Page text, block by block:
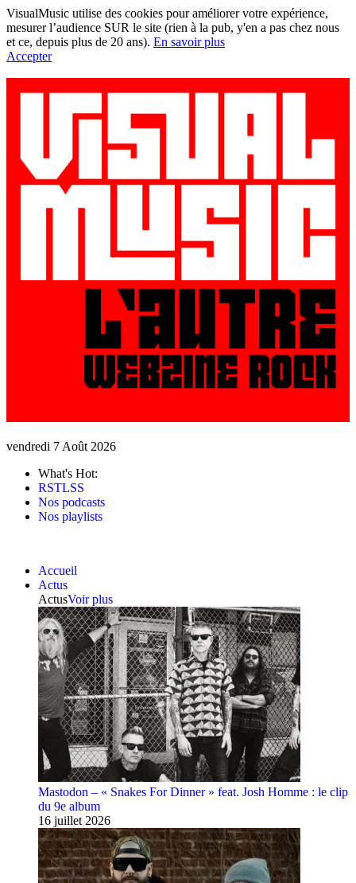
VisualMusic utilise des cookies pour améliorer votre expérience,
mesurer l’audience SUR le site (rien à la pub, y'en a pas chez nous
et ce, depuis plus de 20 ans). En savoir plus
Accepter
vendredi 7 Août 2026
What's Hot:
RSTLSS
Nos podcasts
Nos playlists
Accueil
Actus
ActusVoir plus
Mastodon – « Snakes For Dinner » feat. Josh Homme : le clip
du 9e album
16 juillet 2026